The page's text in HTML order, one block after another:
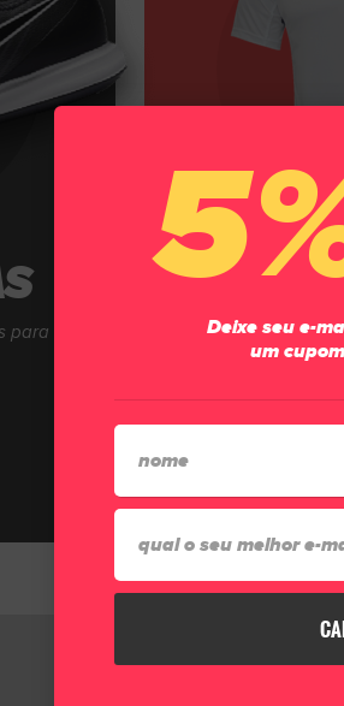
para
Aumente sua
como
•
Deixe seu e-
um